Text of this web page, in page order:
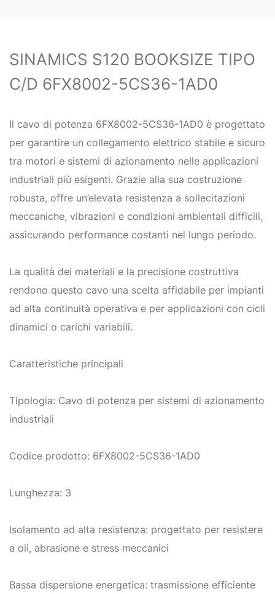
SINAMICS S120 BOOKSIZE TIPO
C/D 6FX8002-5CS36-1AD0
Il cavo di potenza 6FX8002-5CS36-1AD0 è progettato
per garantire un collegamento elettrico stabile e sicuro
tra motori e sistemi di azionamento nelle applicazioni
industriali più esigenti. Grazie alla sua costruzione
robusta, offre un’elevata resistenza a sollecitazioni
meccaniche, vibrazioni e condizioni ambientali difficili,
assicurando performance costanti nel lungo periodo.
La qualità dei materiali e la precisione costruttiva
rendono questo cavo una scelta affidabile per impianti
ad alta continuità operativa e per applicazioni con cicli
dinamici o carichi variabili.
Caratteristiche principali
Tipologia: Cavo di potenza per sistemi di azionamento
industriali
Codice prodotto: 6FX8002-5CS36-1AD0
Lunghezza: 3
Isolamento ad alta resistenza: progettato per resistere
a oli, abrasione e stress meccanici
Bassa dispersione energetica: trasmissione efficiente